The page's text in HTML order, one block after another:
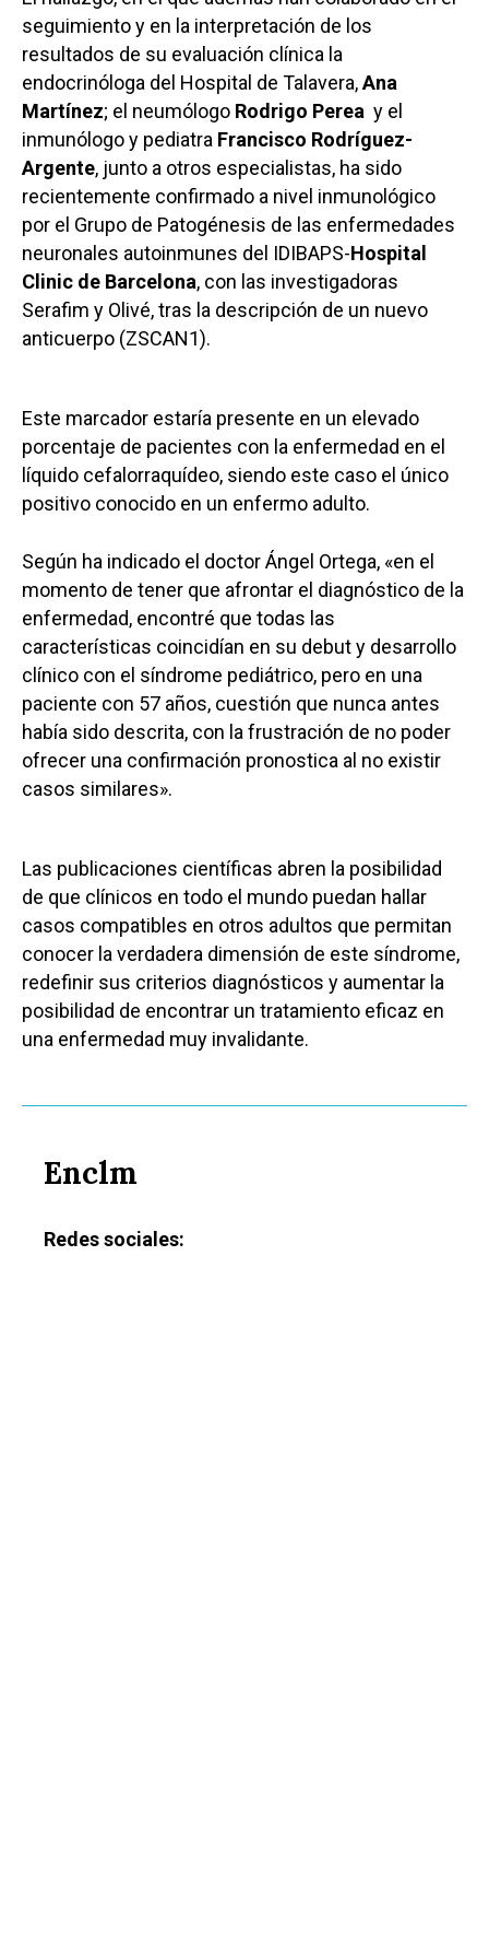
seguimiento y en la interpretación de los
resultados de su evaluación clínica la
endocrinóloga del Hospital de Talavera,Ana
Martínez; el neumólogo Rodrigo Perea y el
inmunólogo y pediatra Francisco Rodríguez-
Argente, junto a otros especialistas, ha sido
recientemente confirmado a nivel inmunológico
por el Grupo de Patogénesis de las enfermedades
neuronales autoinmunes del IDIBAPS-Hospital
Clinic de Barcelona, con las investigadoras
Serafim y Olivé, tras la descripción de un nuevo
anticuerpo (ZSCAN1).
Este marcador estaría presente en un elevado
porcentaje de pacientes con la enfermedad en el
líquido cefalorraquídeo, siendo este caso el único
positivo conocido en un enfermo adulto.
Según ha indicado el doctor Ángel Ortega, «en el
momento de tener que afrontar el diagnóstico de la
enfermedad, encontré que todas las
características coincidían en su debut y desarrollo
clínico con el síndrome pediátrico, pero en una
paciente con 57 años, cuestión que nunca antes
había sido descrita, con la frustración de no poder
ofrecer una confirmación pronostica al no existir
casos similares».
Las publicaciones científicas abren la posibilidad
de que clínicos en todo el mundo puedan hallar
casos compatibles en otros adultos que permitan
conocer la verdadera dimensión de este síndrome,
redefinir sus criterios diagnósticos y aumentar la
posibilidad de encontrar un tratamiento eficaz en
una enfermedad muy invalidante.
Enclm
Redes sociales: